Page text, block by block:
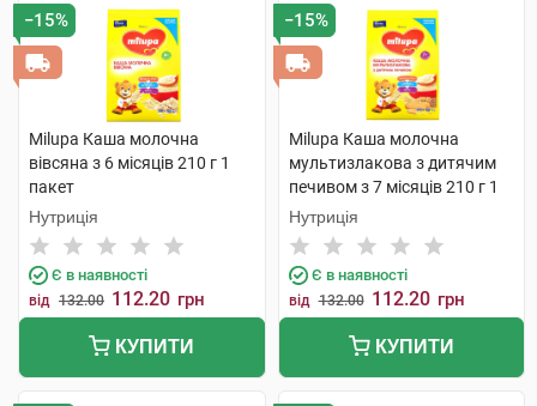
−15%
Milupa Каша молочна
вівсяна з 6 місяців 210 г 1
пакет
Нутриція
Є в наявності
від 132.00 112.20 грн
КУПИТИ
−15%
Milupa Каша молочна
мультизлакова з дитячим
печивом з 7 місяців 210 г 1
пакет
Нутриція
Є в наявності
від 132.00 112.20 грн
КУПИТИ